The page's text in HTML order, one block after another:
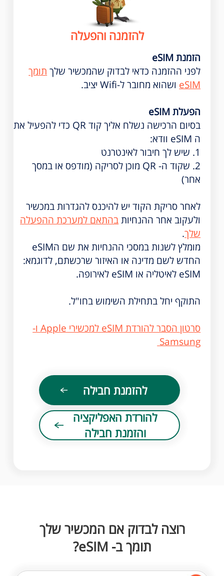
להזמנה והפעלה
הזמנת eSIM
לפני ההזמנה כדאי לבדוק שהמכשיר שלך תומך
eSIM ושהוא מחובר ל-Wifi יציב.
הפעלת eSIM
בסיום הרכישה נשלח אליך קוד QR כדי להפעיל את
ה eSIM וודא:
1. שיש לך חיבור לאינטרנט
2. שקוד ה- QR מוכן לסריקה (מודפס או במסך
אחר)
לאחר סריקת הקוד יש להיכנס להגדרות במכשיר
ולעקוב אחר ההנחיותבהתאם למערכת ההפעלה
שלך.
מומלץ לשנות במסכי ההנחיות את שם הeSIM
החדש לשם מדינה או האיזור שרכשתם, לדוגמא:
eSIM לאיטליה או eSIM לאירופה.
התוקף יחל בתחילת השימוש בחו"ל.
סרטון הסבר להורדת eSIM למכשירי Apple ו-
Samsung
להזמנת חבילה
להורדת האפליקציה
והזמנת חבילה
רוצה לבדוק אם המכשיר שלך
תומך ב- eSIM?